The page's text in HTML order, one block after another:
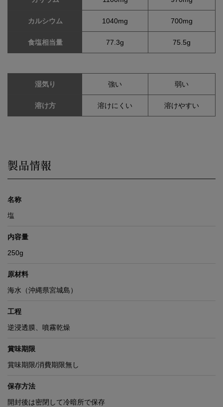
カルシウム 1040mg 700mg
食塩相当量 77.3g 75.5g
湿気り 強い 弱い
溶け方 溶けにくい 溶けやすい
製品情報
名称
塩
内容量
250g
原材料
海水（沖縄県宮城島）
工程
逆浸透膜、噴霧乾燥
賞味期限
賞味期限/消費期限無し
保存方法
開封後は密閉して冷暗所で保存